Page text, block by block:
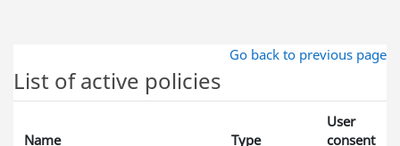
Go back to previous page
List of active policies
Name Type
User
consent